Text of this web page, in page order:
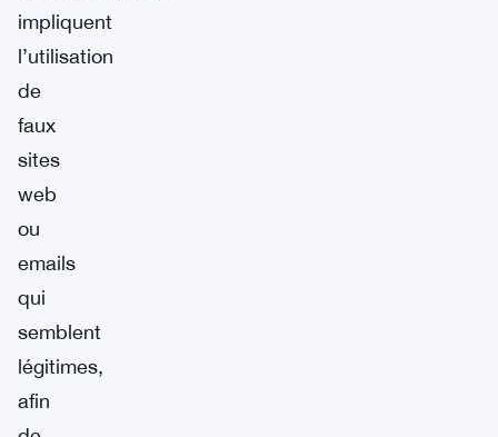
impliquent
l’utilisation
de
faux
sites
web
ou
emails
qui
semblent
légitimes,
afin